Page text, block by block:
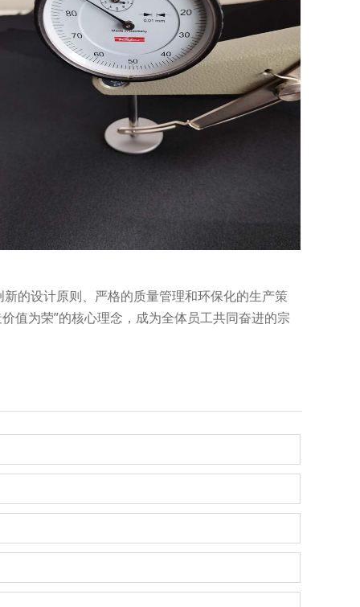
的设计原则、严格的质量管理和环保化的生产策
值为荣”的核心理念，成为全体员工共同奋进的宗